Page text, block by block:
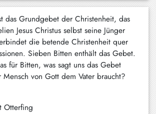
das Grundgebet der Christenheit, das
Jesus Christus selbst seine Jünger
die betende Christenheit quer
Sieben Bitten enthält das Gebet.
für Bitten, was sagt uns das Gebet
von Gott dem Vater braucht?
Otterfing